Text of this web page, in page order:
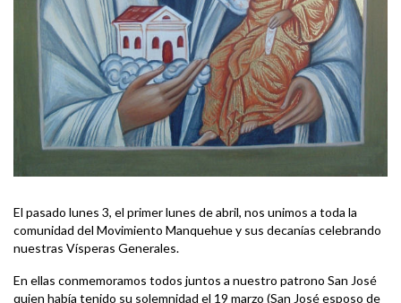
El pasado lunes 3, el primer lunes de abril, nos unimos a toda la
comunidad del Movimiento Manquehue y sus decanías celebrando
nuestras Vísperas Generales.
En ellas conmemoramos todos juntos a nuestro patrono San José
quien había tenido su solemnidad el 19 marzo (San José esposo de